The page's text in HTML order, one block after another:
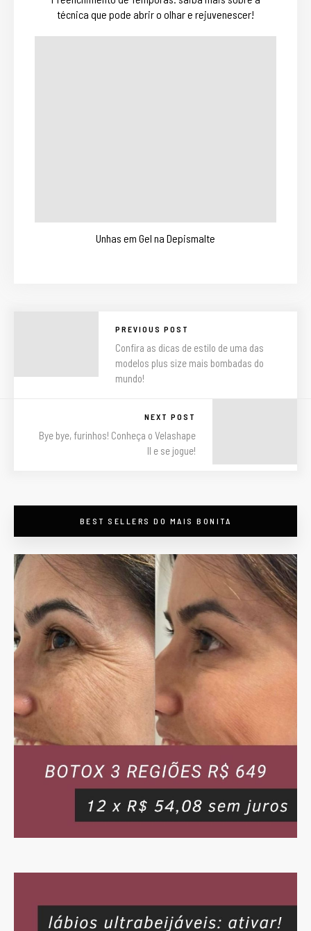
técnica que pode abrir o olhar e rejuvenescer!
Unhas em Gel na Depismalte
PREVIOUS POST
Confira as dicas de estilo de uma das
modelos plus size mais bombadas do
mundo!
NEXT POST
Bye bye, furinhos! Conheça o Velashape
II e se jogue!
BEST SELLERS DO MAIS BONITA